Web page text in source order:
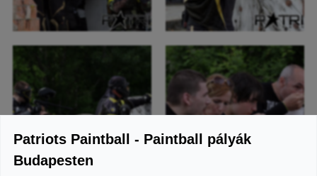
Patriots Paintball - Paintball pályák
Budapesten